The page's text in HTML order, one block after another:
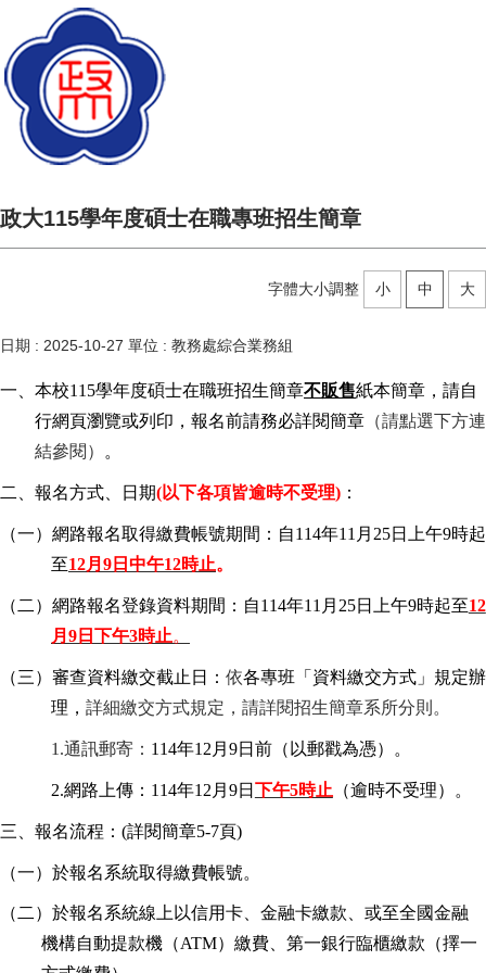
政大115學年度碩士在職專班招生簡章
字體大小調整 小 中 大
日期 : 2025-10-27 單位 : 教務處綜合業務組
一、 本校115學年度碩士在職班招生簡章不販售紙本簡章，請自
行網頁瀏覽或列印，報名前請務必詳閱簡章 （請點選下方連
結參閱）
。
二、報名方式、日期(以下各項皆逾時不受理) ：
（一）網路報名取得繳費帳號期間：自114年11月25日上午9時起
至12月9日中午12時止。
（二）網路報名登錄資料期間：自114年11月25日上午9時起至12
月9日下午3時止。
（三）審查資料繳交截止日： 依各專班「資料繳交方式」規定辦
理， 詳細繳交方式規定，請詳閱招生簡章系所分則。
1.通訊郵寄： 114年12月9日前（以郵戳為憑）。
2.網路上傳：114年12月9日 下午5時止 （逾時不受理）。
三、報名流程：(詳閱簡章5-7頁)
（一）於報名系統取得繳費帳號。
（二）於報名系統線上以信用卡、金融卡繳款、或至全國金融
機構自動提款機（ATM）繳費、第一銀行臨櫃繳款（擇一